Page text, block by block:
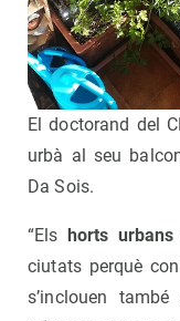
El doctorand del
urbà al seu
Da Sois.
“Els horts urbans
ciutats perquè
s’inclouen